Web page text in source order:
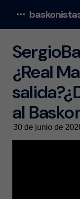
¿Real
al
30 de junio de